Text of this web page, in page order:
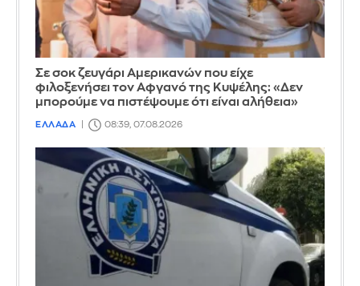
Σε σοκ ζευγάρι Αμερικανών που είχε
φιλοξενήσει τον Αφγανό της Κυψέλης: «Δεν
μπορούμε να πιστέψουμε ότι είναι αλήθεια»
ΕΛΛΑΔΑ 08:39, 07.08.2026